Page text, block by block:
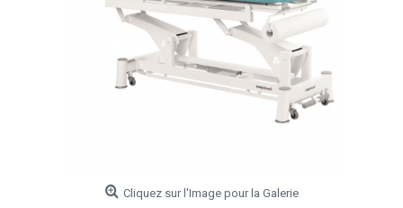
Cliquez sur l'Image pour la Galerie